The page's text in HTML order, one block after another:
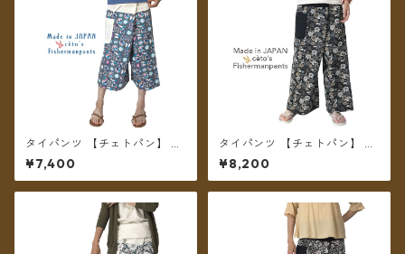
タイパンツ 【チェトパン】 Fi
shermanpants-050 ＊メー
ル便送料無料＊
¥7,400
タイパンツ 【チェトパン】 Fi
shermanpants-053 ＊メール
便送料無料＊
¥8,200